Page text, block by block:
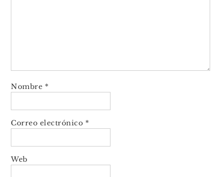
Nombre *
Correo electrónico *
Web